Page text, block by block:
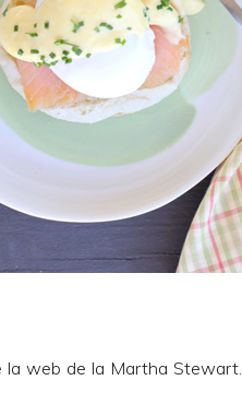
la web de la Martha Stewart.